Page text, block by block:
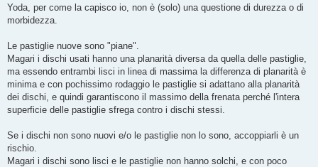
s
a
i
o
Yoda, per come la capisco io, non è (solo) una questione di durezza o di
morbidezza.
Le pastiglie nuove sono "piane".
Magari i dischi usati hanno una planarità diversa da quella delle pastiglie,
ma essendo entrambi lisci in linea di massima la differenza di planarità è
minima e con pochissimo rodaggio le pastiglie si adattano alla planarità
dei dischi, e quindi garantiscono il massimo della frenata perché l'intera
superficie delle pastiglie sfrega contro i dischi stessi.
Se i dischi non sono nuovi e/o le pastiglie non lo sono, accoppiarli è un
rischio.
Magari i dischi sono lisci e le pastiglie non hanno solchi, e con poco